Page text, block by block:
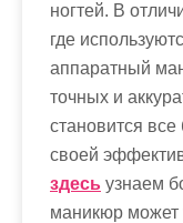
ногтей. В
где
аппаратный
точных и
становится
своей
здесь узнаем
маникюр может